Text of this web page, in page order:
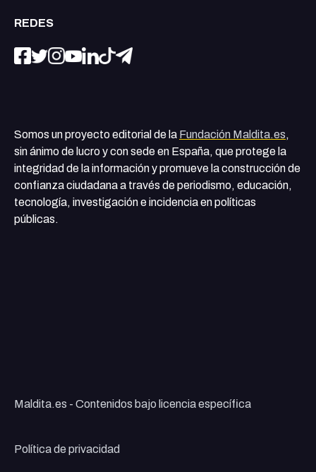
REDES
Somos un proyecto editorial de la Fundación Maldita.es,
sin ánimo de lucro y con sede en España, que protege la
integridad de la información y promueve la construcción de
confianza ciudadana a través de periodismo, educación,
tecnología, investigación e incidencia en políticas
públicas.
Maldita.es - Contenidos bajo licencia específica
Política de privacidad